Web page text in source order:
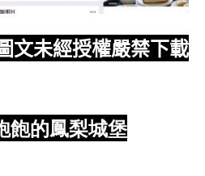
文未經授權嚴禁下載
飽的鳳梨城堡